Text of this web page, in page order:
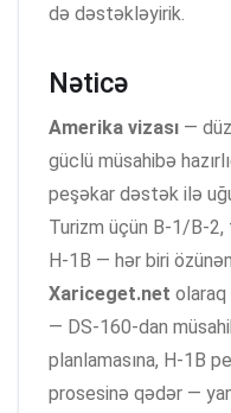
də dəstəkləyirik.
Nəticə
Amerika vizası —
güclü müsahibə
peşəkar dəstək ilə
Turizm üçün B-1/B-2,
H-1B — hər biri
Xariceget.net olaraq
— DS-160-dan
planlamasına, H-1B
prosesinə qədər —